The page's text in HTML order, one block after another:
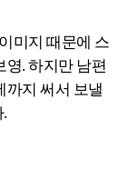
미지 때문에 스
영. 하지만 남편
까지 써서 보낼